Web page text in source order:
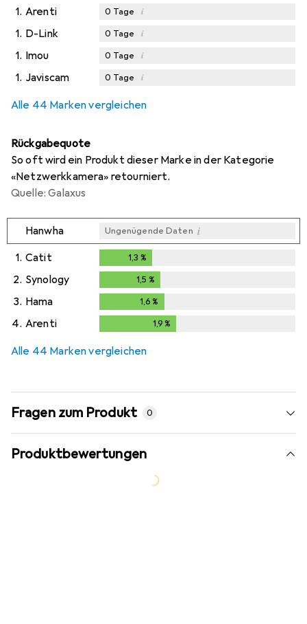
1. Arenti 0 Tage i
1. D-Link 0 Tage i
1. Imou 0 Tage i
1. Javiscam 0 Tage i
Alle 44 Marken vergleichen
Rückgabequote
So oft wird ein Produkt dieser Marke in der Kategorie
«Netzwerkkamera» retourniert.
Quelle: Galaxus
Hanwha Ungenügende Daten i
1. Catit 1,3 %
2. Synology 1,5 %
3. Hama 1,6 %
4. Arenti 1,9 %
Alle 44 Marken vergleichen
Fragen zum Produkt 0
Produktbewertungen